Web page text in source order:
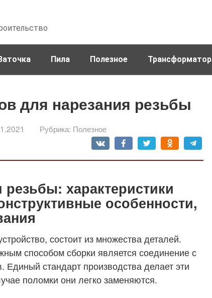
Пила Полезное Трансформатор
для нарезания резьбы
Рубрика: Полезное
характеристики
особенности,
состоит из множества деталей.
способом сборки является соединение с
стандарт производства делает эти
поломки они легко заменяются.